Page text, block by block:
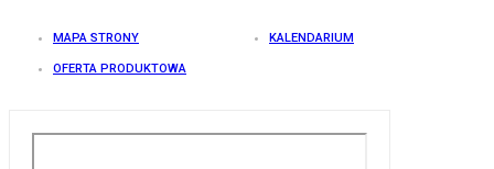
MAPA STRONY KALENDARIUM
OFERTA PRODUKTOWA